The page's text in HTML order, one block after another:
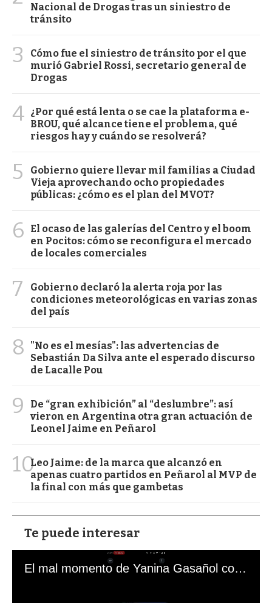
Nacional de Drogas tras un siniestro de
tránsito
3
Cómo fue el siniestro de tránsito por el que
murió Gabriel Rossi, secretario general de
Drogas
4 ¿Por qué está lenta o se cae la plataforma e-
BROU, qué alcance tiene el problema, qué
riesgos hay y cuándo se resolverá?
5
Gobierno quiere llevar mil familias a Ciudad
Vieja aprovechando ocho propiedades
públicas: ¿cómo es el plan del MVOT?
6
El ocaso de las galerías del Centro y el boom
en Pocitos: cómo se reconfigura el mercado
de locales comerciales
7
Gobierno declaró la alerta roja por las
condiciones meteorológicas en varias zonas
del país
8
"No es el mesías": las advertencias de
Sebastián Da Silva ante el esperado discurso
de Lacalle Pou
9
De “gran exhibición” al “deslumbre”: así
vieron en Argentina otra gran actuación de
Leonel Jaime en Peñarol
10Leo Jaime: de la marca que alcanzó en
apenas cuatro partidos en Peñarol al MVP de
la final con más que gambetas
Te puede interesar
El mal momento de Yanina Gasañol con un hincha argentino en "Subrayado"